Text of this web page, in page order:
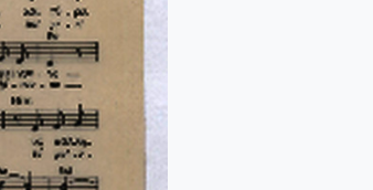
'Εργο για πιάνο [1944-01-04]
μιχτή χορωδία [1944-05-28]
1945-06-11]